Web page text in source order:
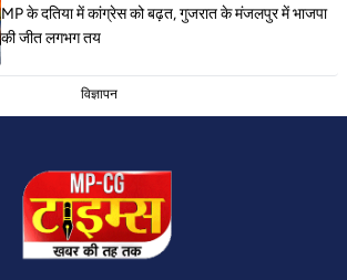
MP के दतिया में कांग्रेस को बढ़त, गुजरात के मंजलपुर में भाजपा
की जीत लगभग तय
विज्ञापन